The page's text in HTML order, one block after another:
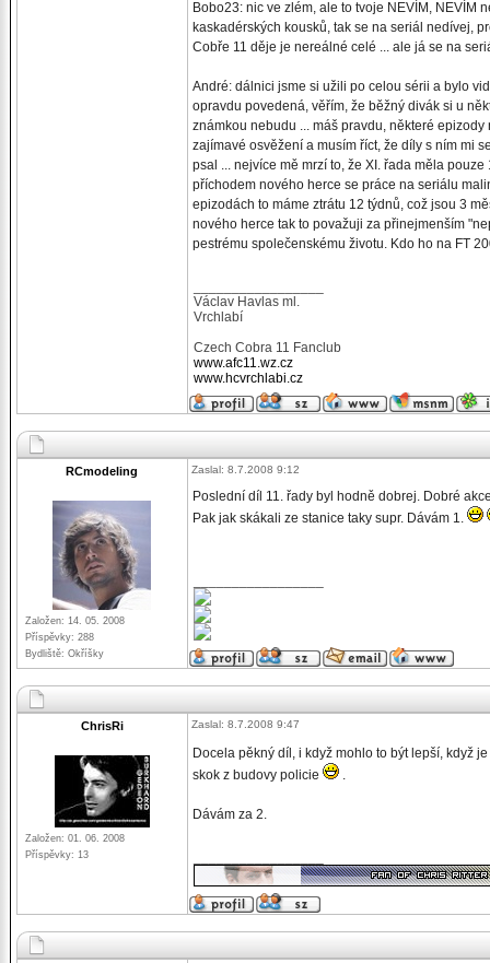
Bobo23: nic ve zlém, ale to tvoje NEVÍM, NEVÍM
kaskadérských kousků, tak se na seriál nedívej,
Cobře 11 děje je nereálné celé ... ale já se na
André: dálnici jsme si užili po celou sérii a bylo
opravdu povedená, věřím, že běžný divák si u
známkou nebudu ... máš pravdu, některé
zajímavé osvěžení a musím říct, že díly s ním mi
psal ... nejvíce mě mrzí to, že XI. řada měla
příchodem nového herce se práce na seriálu
epizodách to máme ztrátu 12 týdnů, což jsou 3
nového herce tak to považuji za přinejmenším
pestrému společenskému životu. Kdo ho na FT
Václav Havlas ml.
Vrchlabí
Czech Cobra 11 Fanclub
www.afc11.wz.cz
www.hcvrchlabi.cz
RCmodeling
Založen: 14. 05. 2008
Příspěvky: 288
Bydliště: Okříšky
Zaslal: 8.7.2008 9:12
Poslední díl 11. řady byl hodně dobrej. Dobré
Pak jak skákali ze stanice taky supr. Dávám 1.
ChrisRi
Založen: 01. 06. 2008
Příspěvky: 13
Zaslal: 8.7.2008 9:47
Docela pěkný díl, i když mohlo to být lepší, když
skok z budovy policie
.
Dávám za 2.